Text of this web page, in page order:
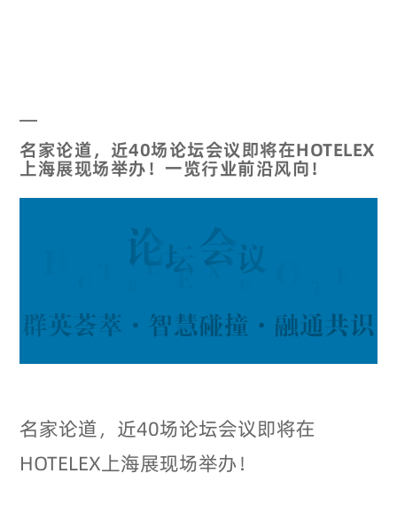
名家论道，近40场论坛会议即将在HOTELEX
上海展现场举办！一览行业前沿风向！
名家论道，近40场论坛会议即将在
HOTELEX上海展现场举办！